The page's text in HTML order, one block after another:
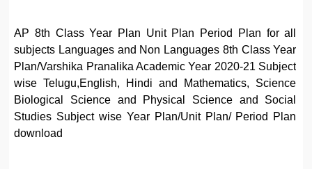
AP 8th Class Year Plan Unit Plan Period Plan for all
subjects Languages and Non Languages 8th Class Year
Plan/Varshika Pranalika Academic Year 2020-21 Subject
wise Telugu,English, Hindi and Mathematics, Science
Biological Science and Physical Science and Social
Studies Subject wise Year Plan/Unit Plan/ Period Plan
download